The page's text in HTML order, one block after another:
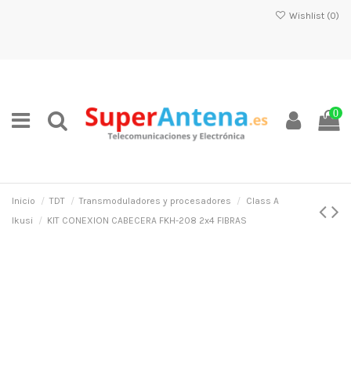
Wishlist (0)
0
Inicio TDT Transmoduladores y procesadores
Class A
Ikusi
KIT CONEXION CABECERA FKH-208 2x4 FIBRAS